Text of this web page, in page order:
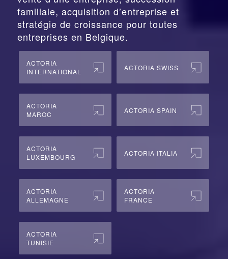
familiale, acquisition d’entreprise et
stratégie de croissance pour toutes
entreprises en Belgique.
ACTORIA
INTERNATIONAL
ACTORIA SWISS
ACTORIA
MAROC
ACTORIA SPAIN
ACTORIA
LUXEMBOURG
ACTORIA ITALIA
ACTORIA
ALLEMAGNE
ACTORIA
FRANCE
ACTORIA
TUNISIE